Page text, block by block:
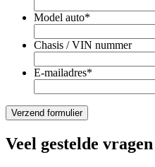
Model auto*
Chasis / VIN nummer
E-mailadres*
Veel gestelde vragen